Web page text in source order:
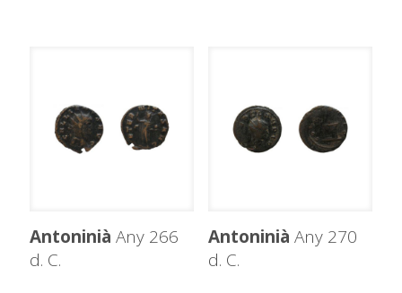
Antoninià Any 266
d. C.
Antoninià Any 270
d. C.